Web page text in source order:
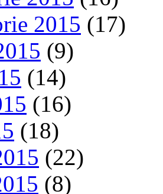
2015 (17)
(9)
(14)
(16)
(18)
(22)
(8)